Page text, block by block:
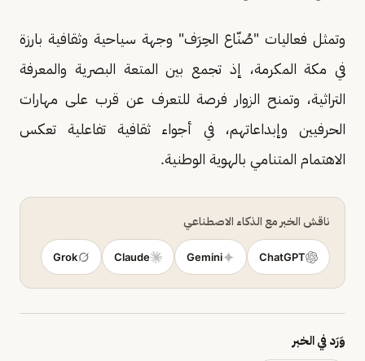
وتمثل فعاليات "صُنّاع الحِرَف" وجهة سياحية وثقافية بارزة
في مكة المكرمة، إذ تجمع بين المتعة البصرية والمعرفة
التراثية، وتمنح الزوار فرصة للتعرف عن قرب على مهارات
الحرفيين وإبداعاتهم، في أجواء ثقافية تفاعلية تعكس
الاهتمام المتنامي بالهوية الوطنية.
ناقش الخبر مع الذكاء الاصطناعي
ChatGPT
Gemini
Claude
Grok
وَرَد في الخبر